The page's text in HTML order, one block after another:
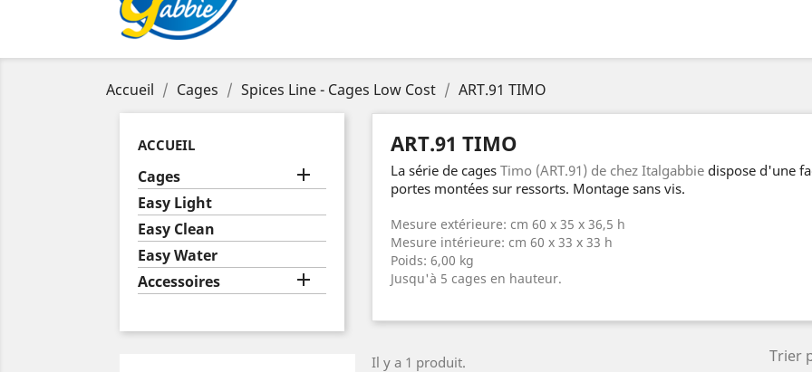
Accueil Cages Spices Line - Cages Low Cost ART.91 TIMO
ACCUEIL
Cages 
Easy Light
Easy Clean
Easy Water
Accessoires

ART.91 TIMO
La série de cages Timo (ART.91) de chez Italgabbiedispose d'une
portes montées sur ressorts. Montage sans vis.
Mesure extérieure: cm 60 x 35 x 36,5 h
Mesure intérieure: cm 60 x 33 x 33 h
Poids: 6,00 kg
Jusqu'à 5 cages en hauteur.
Il y a 1 produit.
Trier